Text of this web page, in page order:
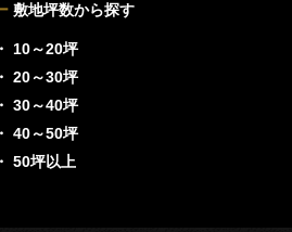
敷地坪数から探す
・ 10～20坪
・ 20～30坪
・ 30～40坪
・ 40～50坪
・ 50坪以上